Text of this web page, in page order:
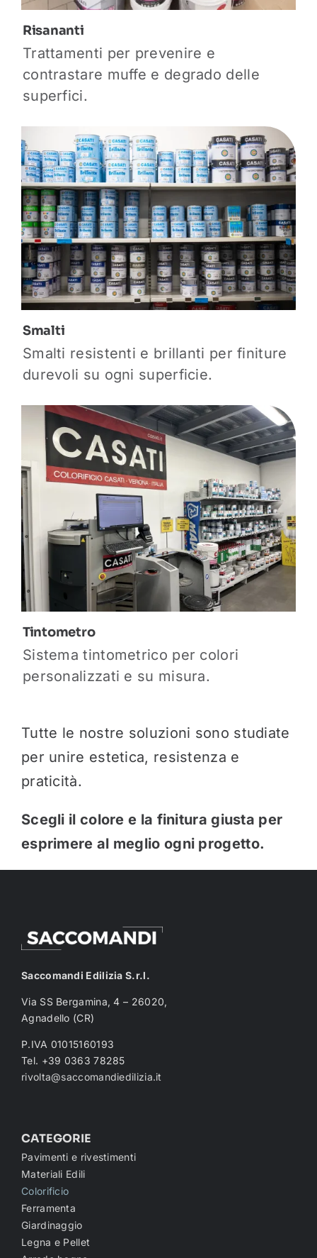
Risananti
Trattamenti per prevenire e
contrastare muffe e degrado delle
superfici.
Smalti
Smalti resistenti e brillanti per finiture
durevoli su ogni superficie.
Tintometro
Sistema tintometrico per colori
personalizzati e su misura.
Tutte le nostre soluzioni sono studiate
per unire estetica, resistenza e
praticità.
Scegli il colore e la finitura giusta per
esprimere al meglio ogni progetto.
Saccomandi Edilizia S.r.l.
Via SS Bergamina, 4 – 26020,
Agnadello (CR)
P.IVA 01015160193
Tel. +39 0363 78285
rivolta@saccomandiedilizia.it
CATEGORIE
Pavimenti e rivestimenti
Materiali Edili
Colorificio
Ferramenta
Giardinaggio
Legna e Pellet